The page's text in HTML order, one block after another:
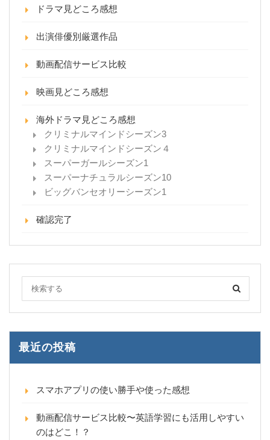
ドラマ見どころ感想
出演俳優別厳選作品
動画配信サービス比較
映画見どころ感想
海外ドラマ見どころ感想
クリミナルマインドシーズン3
クリミナルマインドシーズン４
スーパーガールシーズン1
スーパーナチュラルシーズン10
ビッグバンセオリーシーズン1
確認完了
最近の投稿
スマホアプリの使い勝手や使った感想
動画配信サービス比較〜英語学習にも活用しやすい
のはどこ！？